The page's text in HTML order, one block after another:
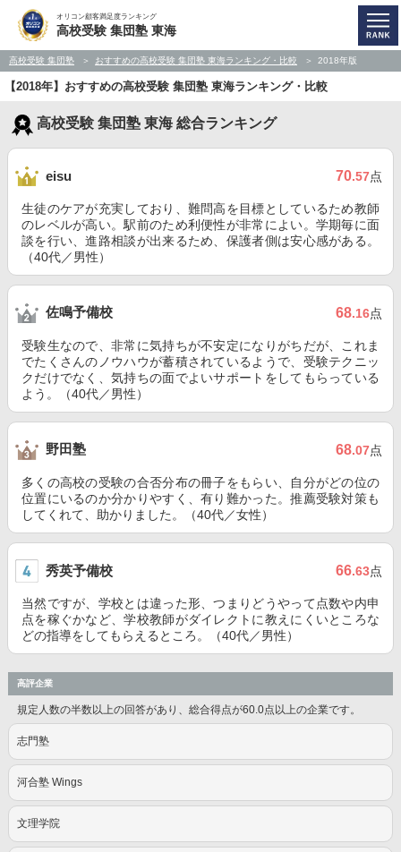
オリコン顧客満足度ランキング
高校受験 集団塾 東海
高校受験 集団塾 おすすめの高校受験 集団塾 東海ランキング・比較 2018年版
【2018年】おすすめの高校受験 集団塾 東海ランキング・比較
高校受験 集団塾 東海 総合ランキング
eisu 70.57点
生徒のケアが充実しており、難問高を目標としているため教師
のレベルが高い。駅前のため利便性が非常によい。学期毎に面
談を行い、進路相談が出来るため、保護者側は安心感がある。
（40代／男性）
佐鳴予備校 68.16点
受験生なので、非常に気持ちが不安定になりがちだが、これま
でたくさんのノウハウが蓄積されているようで、受験テクニッ
クだけでなく、気持ちの面でよいサポートをしてもらっている
よう。（40代／男性）
野田塾 68.07点
多くの高校の受験の合否分布の冊子をもらい、自分がどの位の
位置にいるのか分かりやすく、有り難かった。推薦受験対策も
してくれて、助かりました。（40代／女性）
秀英予備校 66.63点
当然ですが、学校とは違った形、つまりどうやって点数や内申
点を稼ぐかなど、学校教師がダイレクトに教えにくいところな
どの指導をしてもらえるところ。（40代／男性）
高評企業
規定人数の半数以上の回答があり、総合得点が60.0点以上の企業です。
志門塾
河合塾 Wings
文理学院